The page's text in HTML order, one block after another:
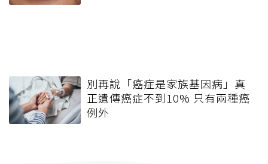
別再說「癌症是家族基因病」真
正遺傳癌症不到10% 只有兩種癌
例外